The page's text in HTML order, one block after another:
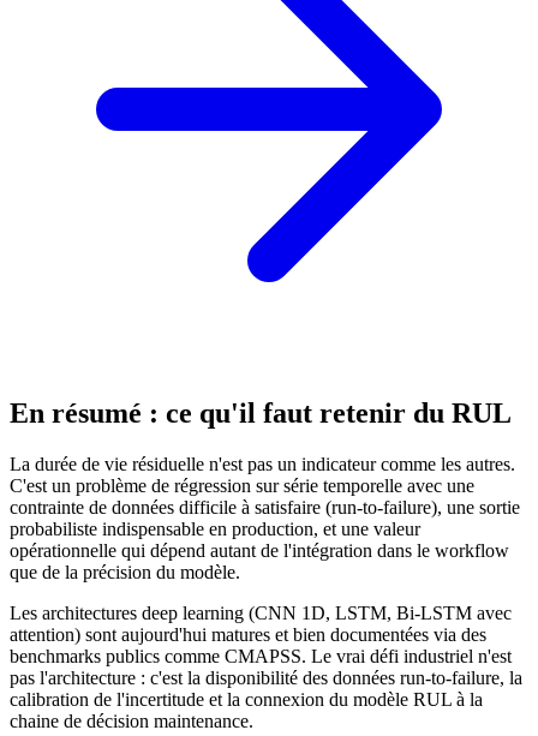
En résumé : ce qu'il faut retenir du RUL
La durée de vie résiduelle n'est pas un indicateur comme les autres.
C'est un problème de régression sur série temporelle avec une
contrainte de données difficile à satisfaire (run-to-failure), une sortie
probabiliste indispensable en production, et une valeur
opérationnelle qui dépend autant de l'intégration dans le workflow
que de la précision du modèle.
Les architectures deep learning (CNN 1D, LSTM, Bi-LSTM avec
attention) sont aujourd'hui matures et bien documentées via des
benchmarks publics comme CMAPSS. Le vrai défi industriel n'est
pas l'architecture : c'est la disponibilité des données run-to-failure, la
calibration de l'incertitude et la connexion du modèle RUL à la
chaine de décision maintenance.